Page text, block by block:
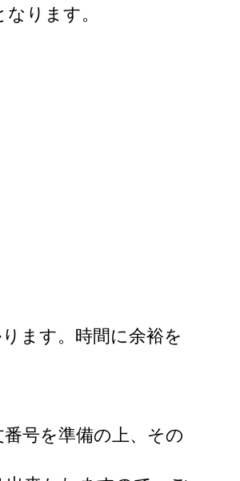
ります。
ます。時間に余裕を
号を準備の上、その